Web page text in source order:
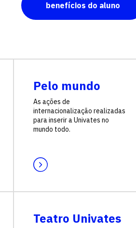
benefícios do aluno
Pelo mundo
As ações de
internacionalização realizadas
para inserir a Univates no
mundo todo.
Teatro Univates